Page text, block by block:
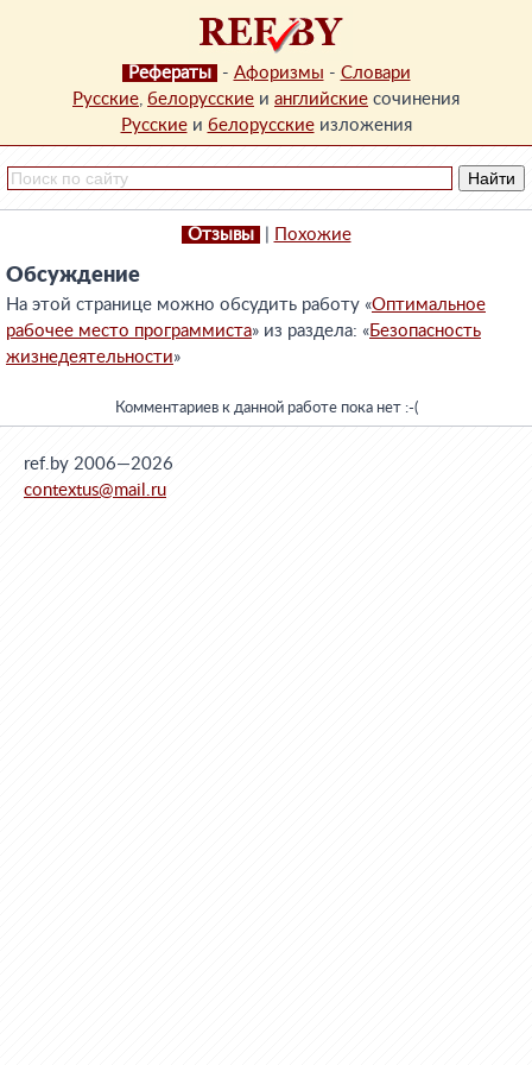
Рефераты - Афоризмы - Словари
Русские, белорусские и английские сочинения
Русскиеи белорусскиеизложения
Отзывы Похожие
Обсуждение
На этой странице можно обсудить работу «Оптимальное
рабочее место программиста» из раздела: «Безопасность
жизнедеятельности»
Комментариев к данной работе пока нет :-(
ref.by 2006—2026
contextus@mail.ru